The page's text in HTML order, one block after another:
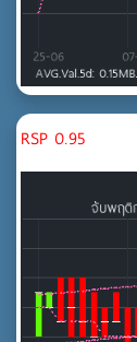
RSP 0.95